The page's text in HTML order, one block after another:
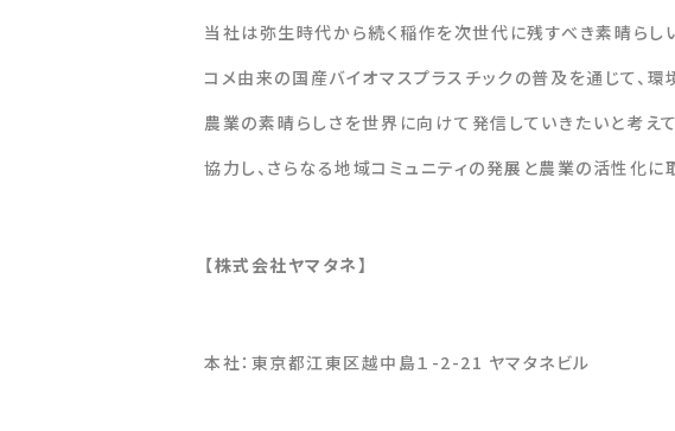
当社は弥生時代から続く稲作を次世代に残すべき素晴らし
コメ由来の国産バイオマスプラスチックの普及を通じて、
農業の素晴らしさを世界に向けて発信していきたいと考
協力し、さらなる地域コミュニティの発展と農業の活性化に
【株式会社ヤマタネ】
本社：東京都江東区越中島１-2-21 ヤマタネビル